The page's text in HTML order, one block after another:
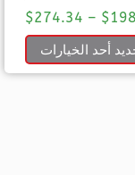
$
–
$274.34
أحد الخيارات